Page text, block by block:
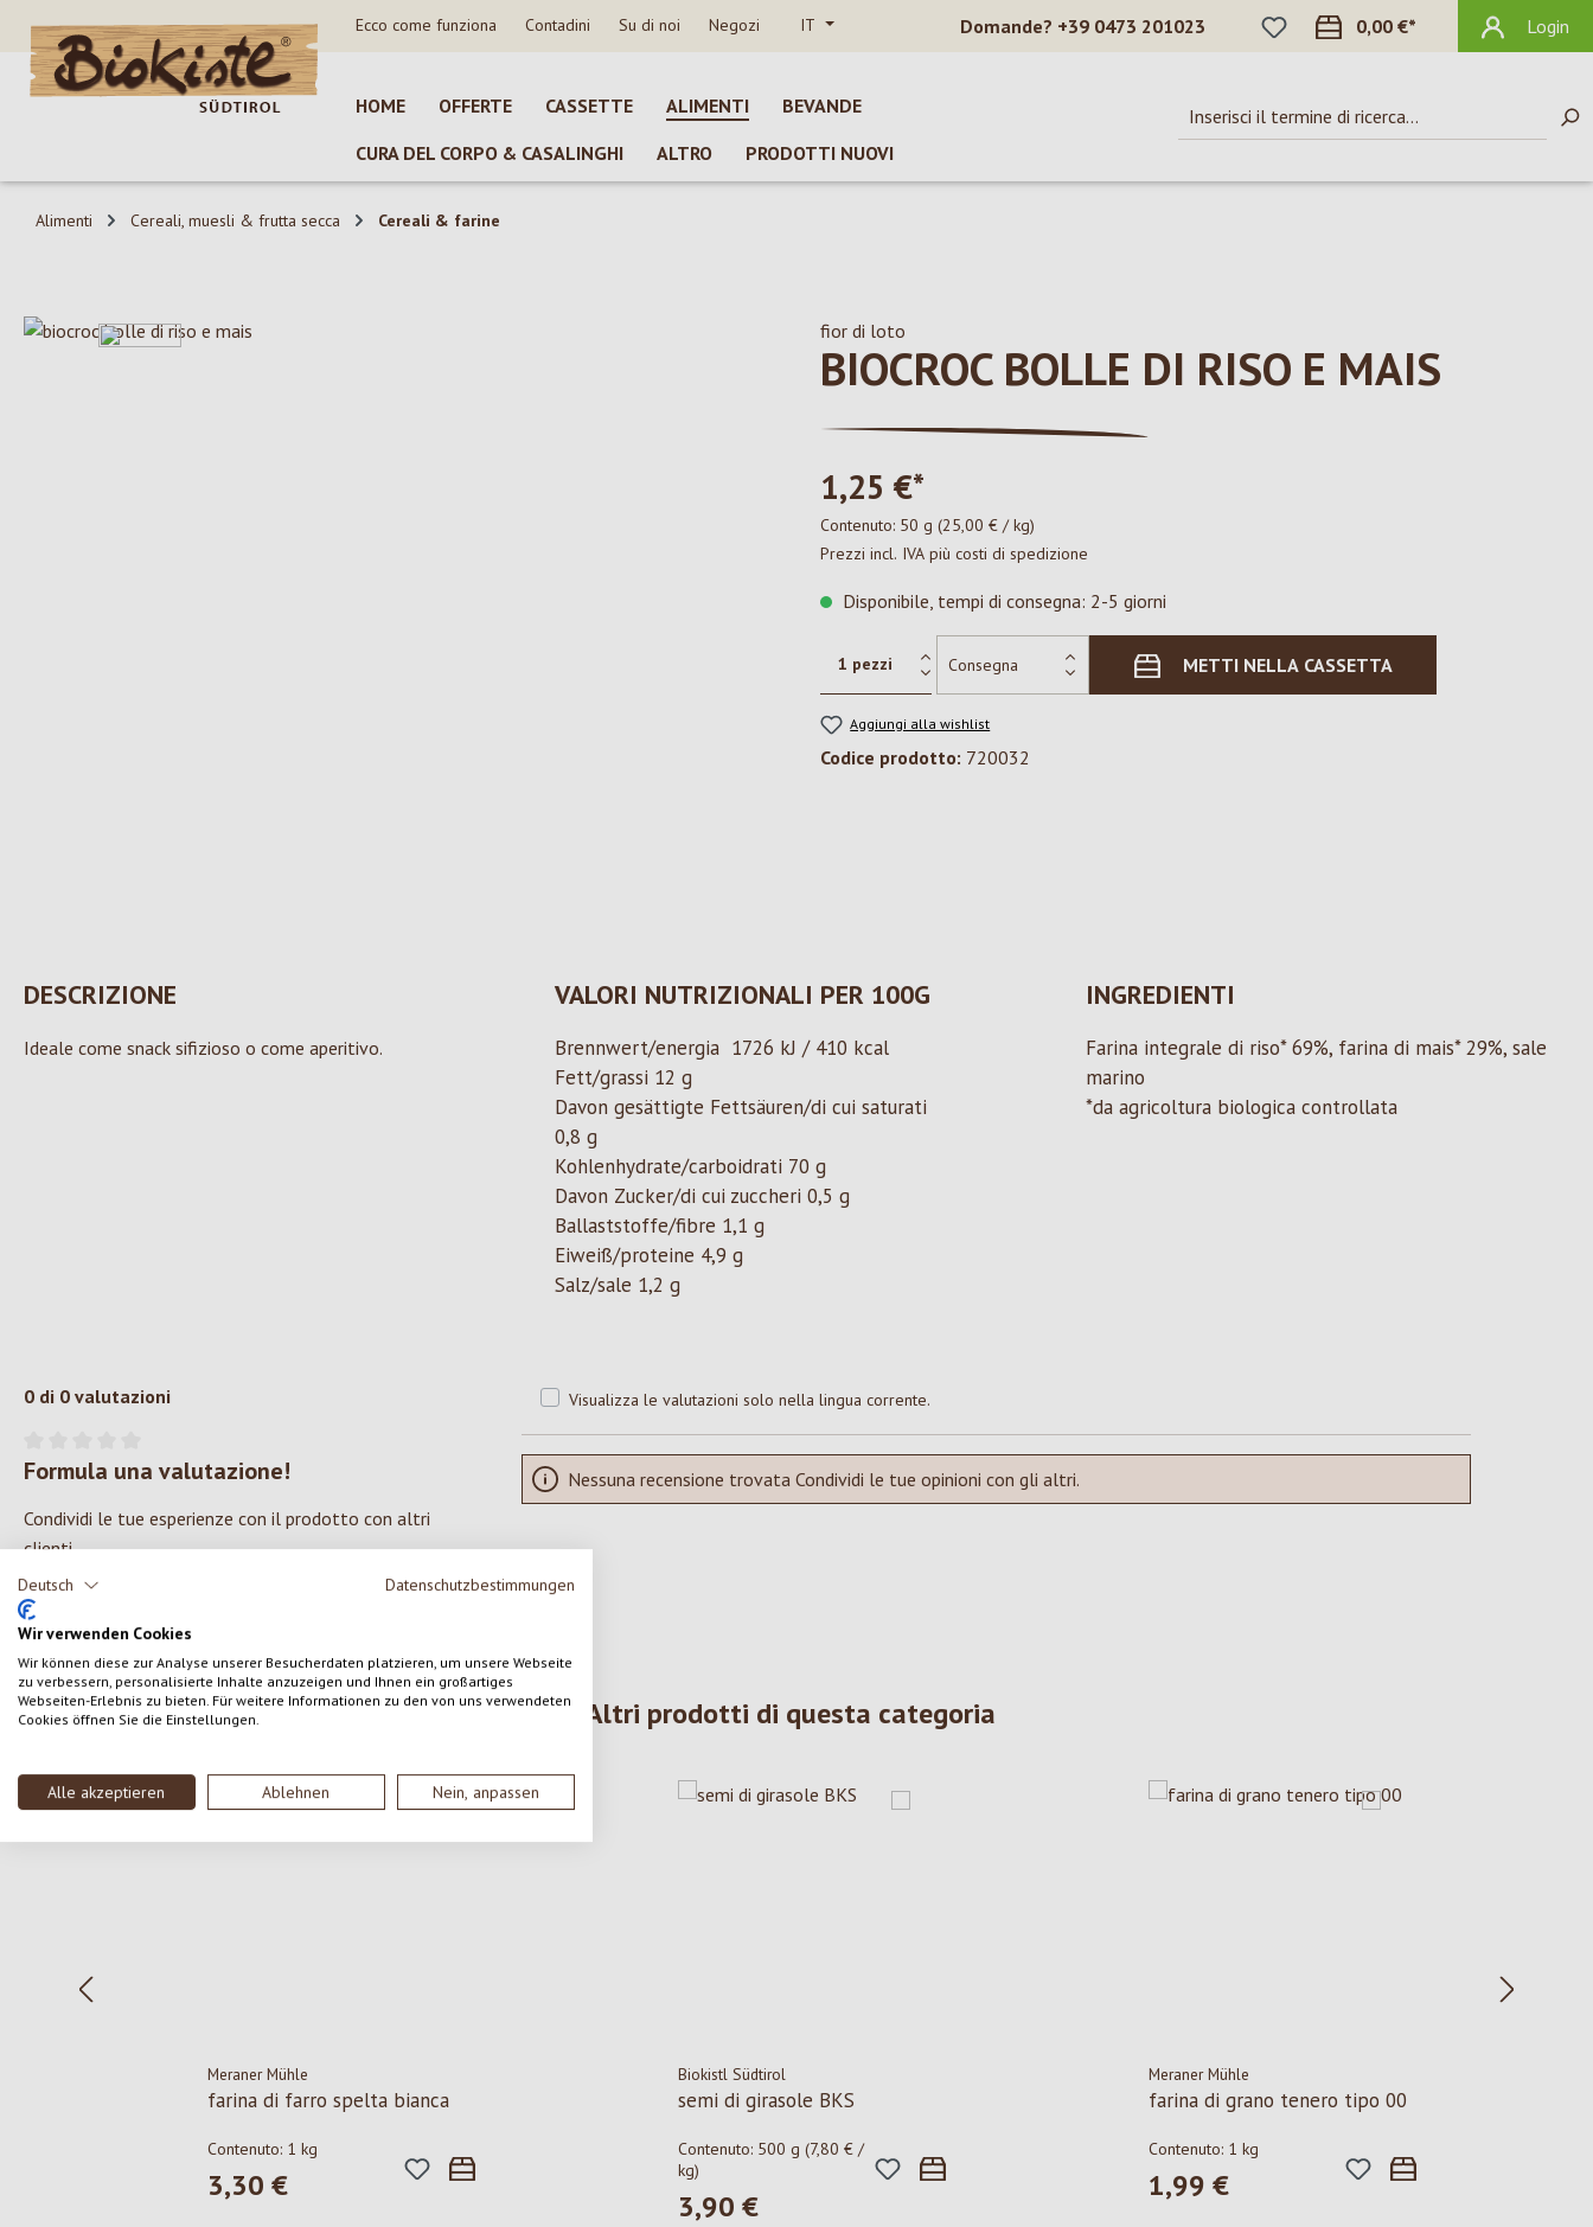
Deutsch Datenschutzbestimmungen
Wir verwenden Cookies
Wir können diese zur Analyse unserer Besucherdaten platzieren, um unsere Webseite
zu verbessern, personalisierte Inhalte anzuzeigen und Ihnen ein großartiges
Webseiten-Erlebnis zu bieten. Für weitere Informationen zu den von uns verwendeten
Cookies öffnen Sie die Einstellungen.
Alle akzeptieren Ablehnen Nein, anpassen
al contenuto principale
Salta alla ricerca
Passa alla navigazione principale Ecco come funziona Contadini Su di noi Negozi IT Domande? +39 0473 201023
HAI 0 ARTICOLI NELLA LISTA DEI
0,00 €* Login
HOME OFFERTE CASSETTE ALIMENTI
BEVANDE
CURA DEL CORPO & CASALINGHI
ALTRO PRODOTTI NUOVI
Alimenti Cereali, muesli & frutta secca Cereali & farine
Salta la galleria di immagini fior di loto
BIOCROC BOLLE DI RISO E MAIS
1,25 €*
Contenuto: 50 g (25,00 € / kg)
Prezzi incl. IVA più costi di spedizione
Disponibile, tempi di consegna: 2-5 giorni
METTI NELLA CASSETTA
Aggiungi alla wishlist
Codice prodotto: 720032
DESCRIZIONE
Ideale come snack sifizioso o come aperitivo.
VALORI NUTRIZIONALI PER 100G
Brennwert/energia 1726 kJ / 410 kcal
Fett/grassi 12 g
Davon gesättigte Fettsäuren/di cui saturati
0,8 g
Kohlenhydrate/carboidrati 70 g
Davon Zucker/di cui zuccheri 0,5 g
Ballaststoffe/fibre 1,1 g
Eiweiß/proteine 4,9 g
Salz/sale 1,2 g
INGREDIENTI
Farina integrale di riso* 69%, farina di mais* 29%, sale
marino
*da agricoltura biologica controllata
0 di 0 valutazioni
Valutazione media di 0 su 5 stelle
Formula una valutazione!
Condividi le tue esperienze con il prodotto con altri
clienti.
Visualizza le valutazioni solo nella lingua corrente.
Nessuna recensione trovata Condividi le tue opinioni con gli altri.
Altri prodotti di questa categoria
Meraner Mühle
farina di farro spelta bianca
Contenuto: 1 kg
Prezzo normale:
3,30 €
Biokistl Südtirol
semi di girasole BKS
Contenuto: 500 g (7,80 € /
kg)
Prezzo normale:
3,90 €
Meraner Mühle
farina di grano tenero tipo 00
Contenuto: 1 kg
Prezzo normale:
1,99 €